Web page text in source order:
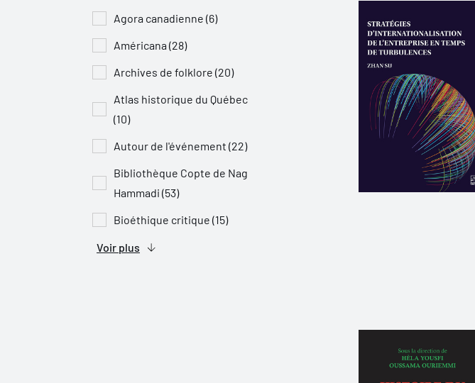
Agora canadienne (6)
Américana (28)
Archives de folklore (20)
Atlas historique du Québec
(10)
Autour de l'événement (22)
Bibliothèque Copte de Nag
Hammadi (53)
Bioéthique critique (15)
Voir plus